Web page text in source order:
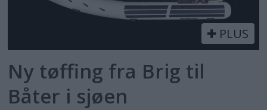
PLUS
Ny tøffing fra Brig til
Båter i sjøen